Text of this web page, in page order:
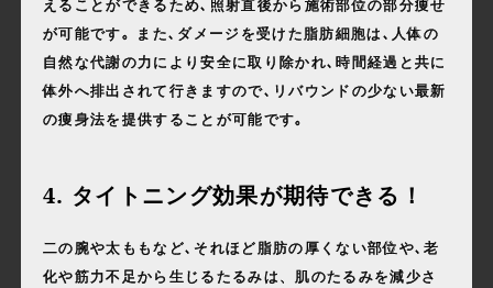
えることができるため､照射直後から施術部位の部分痩せ
が可能です｡ また､ダメージを受けた脂肪細胞は､人体の
自然な代謝の力により安全に取り除かれ､時間経過と共に
体外へ排出されて行きますので､リバウンドの少ない最新
の痩身法を提供することが可能です｡
4. タイトニング効果が期待できる！
二の腕や太ももなど､それほど脂肪の厚くない部位や､老
化や筋力不足から生じるたるみは、肌のたるみを減少さ